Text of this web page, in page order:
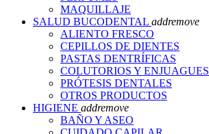
MAQUILLAJE
SALUD BUCODENTAL addremove
ALIENTO FRESCO
CEPILLOS DE DIENTES
PASTAS DENTRÍFICAS
COLUTORIOS Y ENJUAGUES
PRÓTESIS DENTALES
OTROS PRODUCTOS
HIGIENE addremove
BAÑO Y ASEO